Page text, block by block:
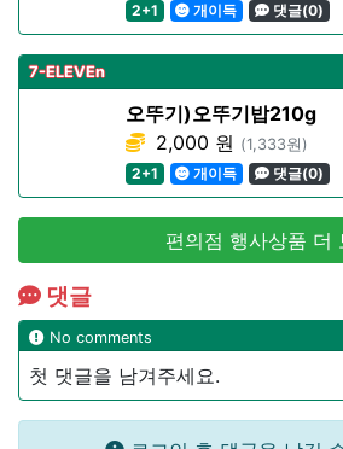
2+1
개이득 댓글(0)
7-ELEVEn
오뚜기)오뚜기밥210g
2,000 원 (1,333원)
2+1
개이득 댓글(0)
편의점 행사상품 더
댓글
No comments
첫 댓글을 남겨주세요.